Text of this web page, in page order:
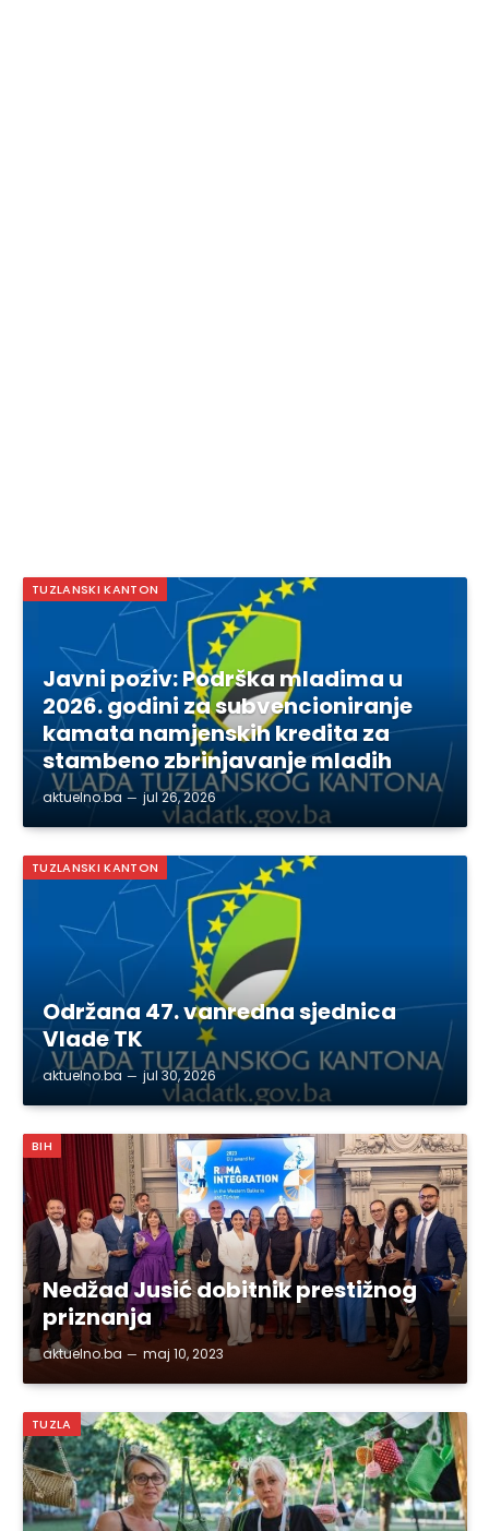
TUZLANSKI KANTON
Javni poziv: Podrška mladima u
2026. godini za subvencioniranje
kamata namjenskih kredita za
stambeno zbrinjavanje mladih
aktuelno.ba jul 26, 2026
TUZLANSKI KANTON
Održana 47. vanredna sjednica
Vlade TK
aktuelno.ba jul 30, 2026
BIH
Nedžad Jusić dobitnik prestižnog
priznanja
aktuelno.ba maj 10, 2023
TUZLA